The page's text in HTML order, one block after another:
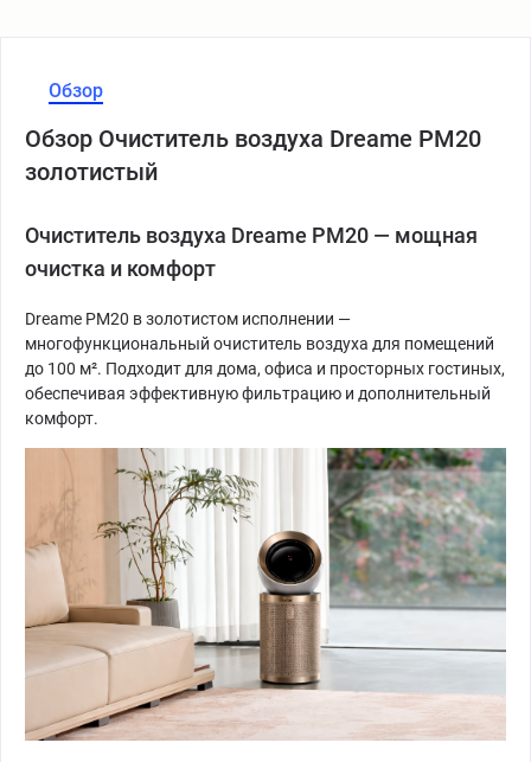
Обзор
Обзор Очиститель воздуха Dreame PM20
золотистый
Очиститель воздуха Dreame PM20 — мощная
очистка и комфорт
Dreame PM20 в золотистом исполнении —
многофункциональный очиститель воздуха для помещений
до 100 м². Подходит для дома, офиса и просторных гостиных,
обеспечивая эффективную фильтрацию и дополнительный
комфорт.